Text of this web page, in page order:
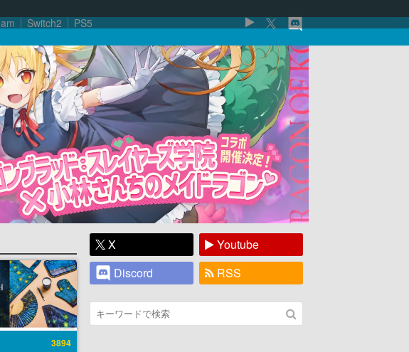
Switch2 PS5
3894
X
Youtube
Discord
RSS